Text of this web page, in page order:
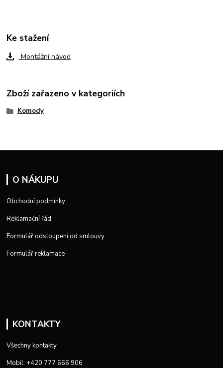
Ke stažení
Montážní návod
Zboží zařazeno v kategoriích
Komody
O NÁKUPU
Obchodní podmínky
Reklamační řád
Formulář odstoupení od smlouvy
Formulář reklamace
KONTAKTY
Všechny kontakty
Mobil: +420 777 666 906